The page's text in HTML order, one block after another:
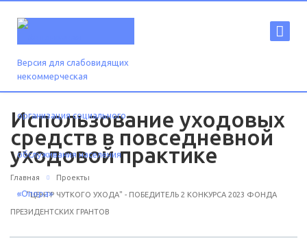
Версия для слабовидящих
Использование уходовых
средств в повседневной
уходовой практике
Главная Проекты
"ЦЕНТР ЧУТКОГО УХОДА" - ПОБЕДИТЕЛЬ 2 КОНКУРСА 2023 ФОНДА
ПРЕЗИДЕНТСКИХ ГРАНТОВ